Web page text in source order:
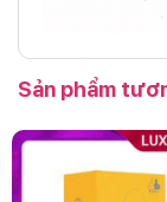
Sản phẩm